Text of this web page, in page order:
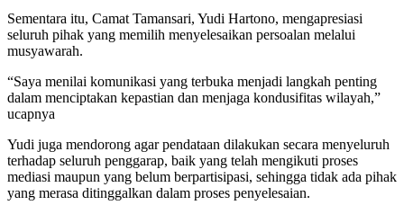
Sementara itu, Camat Tamansari, Yudi Hartono, mengapresiasi
seluruh pihak yang memilih menyelesaikan persoalan melalui
musyawarah.
“Saya menilai komunikasi yang terbuka menjadi langkah penting
dalam menciptakan kepastian dan menjaga kondusifitas wilayah,”
ucapnya
Yudi juga mendorong agar pendataan dilakukan secara menyeluruh
terhadap seluruh penggarap, baik yang telah mengikuti proses
mediasi maupun yang belum berpartisipasi, sehingga tidak ada pihak
yang merasa ditinggalkan dalam proses penyelesaian.